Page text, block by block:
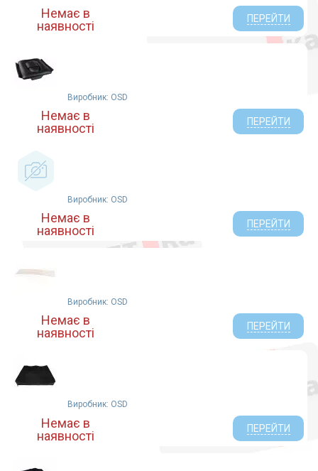
Немає в
наявності
ПЕРЕЙТИ
Виробник: OSD
Немає в
наявності
ПЕРЕЙТИ
Виробник: OSD
Немає в
наявності
ПЕРЕЙТИ
Виробник: OSD
Немає в
наявності
ПЕРЕЙТИ
Виробник: OSD
Немає в
наявності
ПЕРЕЙТИ